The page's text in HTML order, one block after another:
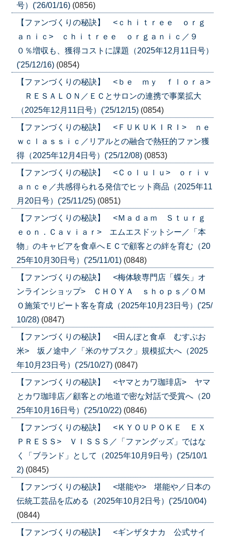
号）('26/01/16) (0856)
【ファンづくりの秘訣】 <ｃｈｉｔｒｅｅ ｏｒｇ
ａｎｉｃ> ｃｈｉｔｒｅｅ ｏｒｇａｎｉｃ／９
０％増収も、獲得コストに課題（2025年12月11日号）
('25/12/16) (0854)
【ファンづくりの秘訣】 <ｂｅ ｍｙ ｆｌｏｒａ>
ＲＥＳＡＬＯＮ／ＥＣとサロンの連携で事業拡大
（2025年12月11日号）('25/12/15) (0854)
【ファンづくりの秘訣】 <ＦＵＫＵＫＩＲＩ> ｎｅ
ｗｃｌａｓｓｉｃ／リアルとの融合で熱狂的ファン獲
得（2025年12月4日号）('25/12/08) (0853)
【ファンづくりの秘訣】 <Ｃｏｌｕｌｕ> ｏｒｉｖ
ａｎｃｅ／共感得られる発信でヒット商品（2025年11
月20日号）('25/11/25) (0851)
【ファンづくりの秘訣】 <Ｍａｄａｍ Ｓｔｕｒｇ
ｅｏｎ．Ｃａｖｉａｒ> エムエスドットシー／「本
物」のキャビアを食卓へＥＣで顧客との絆を育む（20
25年10月30日号）('25/11/01) (0848)
【ファンづくりの秘訣】 <梅体験専門店「蝶矢」オ
ンラインショップ> ＣＨＯＹＡ ｓｈｏｐｓ／ＯＭ
Ｏ施策でリピート客を育成（2025年10月23日号）('25/
10/28) (0847)
【ファンづくりの秘訣】 <田んぼと食卓 むすぶお
米> 坂ノ途中／「米のサブスク」規模拡大へ（2025
年10月23日号）('25/10/27) (0847)
【ファンづくりの秘訣】 <ヤマとカワ珈琲店> ヤマ
とカワ珈琲店／顧客との地道で密な対話で受賞へ（20
25年10月16日号）('25/10/22) (0846)
【ファンづくりの秘訣】 <ＫＹＯＵＰＯＫＥ ＥＸ
ＰＲＥＳＳ> ＶＩＳＳＳ／「ファングッズ」ではな
く「ブランド」として（2025年10月9日号）('25/10/1
2) (0845)
【ファンづくりの秘訣】 <堪能や> 堪能や／日本の
伝統工芸品を広める（2025年10月2日号）('25/10/04)
(0844)
【ファンづくりの秘訣】 <ギンザタナカ 公式サイ